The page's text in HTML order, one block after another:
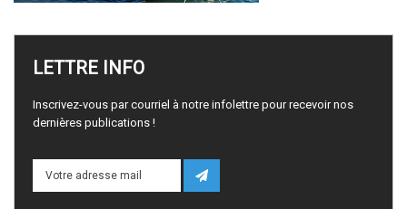
LETTRE INFO
Inscrivez-vous par courriel à notre infolettre pour recevoir nos
dernières publications !